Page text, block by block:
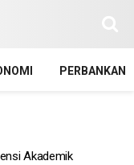
PERBANKAN
Akademik